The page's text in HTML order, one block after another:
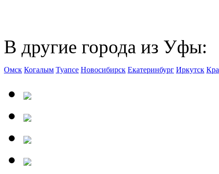
В другие города из Уфы:
Омск Когалым Туапсе Новосибирск Екатеринбург Иркутск